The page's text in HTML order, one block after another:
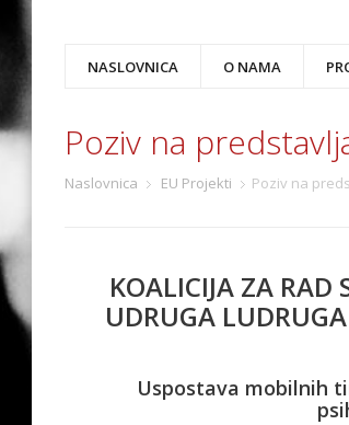
NASLOVNICA O NAMA
Poziv na
Naslovnica EU Projekti Poziv na
KOALICIJA ZA
UDRUGA
Uspostava mobilnih